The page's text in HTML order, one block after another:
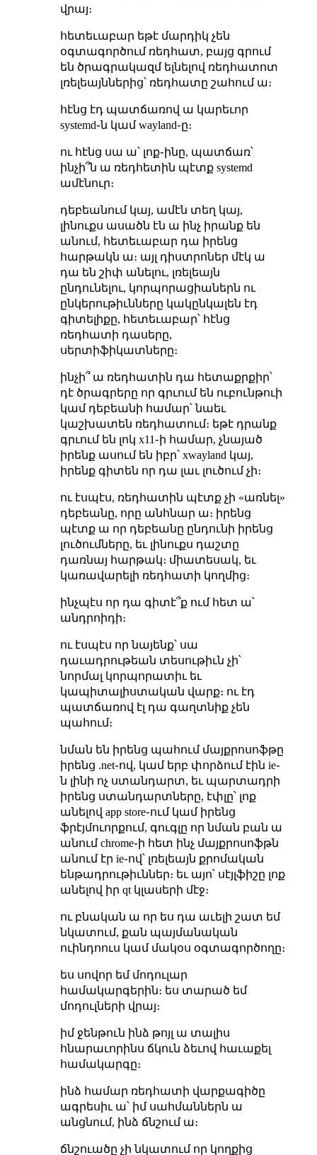
վրայ։
հետեւաբար եթէ մարդիկ չեն
օգտագործում ռեդհատ, բայց գրում
են ծրագրակազմ ելնելով ռեդհատոտ
լռելեայններից՝ ռեդհատը շահում ա։
հէնց էդ պատճառով ա կարեւոր
systemd֊ն կամ wayland֊ը։
ու հէնց սա ա՝ լոք֊ինը, պատճառ՝
ինչի՞ն ա ռեդհետին պէտք systemd
ամէնուր։
դեբեանում կայ, ամէն տեղ կայ,
լինուքս ասածն էն ա ինչ իրանք են
անում, հետեւաբար դա իրենց
հարթակն ա։ այլ դիստրոներ մէկ ա
դա են շիփ անելու, լռելեայն
ընդունելու, կորպորացիաներն ու
ընկերութիւնները կակընկալեն էդ
գիտելիքը, հետեւաբար՝ հէնց
ռեդհատի դասերը,
սերտիֆիկատները։
ինչի՞ ա ռեդհատին դա հետաքրքիր՝
դէ ծրագրերը որ գրւում են ուբունթուի
կամ դեբեանի համար՝ նաեւ
կաշխատեն ռեդհատում։ եթէ դրանք
գրւում են լոկ x11֊ի համար, չնայած
իրենք ասում են իբր՝ xwayland կայ,
իրենք գիտեն որ դա լաւ լուծում չի։
ու էսպէս, ռեդհատին պէտք չի «առնել»
դեբեանը, որը անհնար ա։ իրենց
պէտք ա որ դեբեանը ընդունի իրենց
լուծումները, եւ լինուքս դաշտը
դառնայ հարթակ։ միատեսակ, եւ
կառավարելի ռեդհատի կողմից։
ինչպէս որ դա գիտէ՞ք ում հետ ա՝
անդրոիդի։
ու էսպէս որ նայենք՝ սա
դաւադրութեան տեսութիւն չի՝
նորմալ կորպորատիւ եւ
կապիտալիստական վարք։ ու էդ
պատճառով էլ դա գաղտնիք չեն
պահում։
նման են իրենց պահում մայքրոսոֆթը
իրենց .net֊ով, կամ երբ փորձում էին ie֊
ն լինի ոչ ստանդարտ, եւ պարտադրի
իրենց ստանդարտները, էփլը՝ լոք
անելով app store֊ում կամ իրենց
ֆրէյմուորքում, գուգլը որ նման բան ա
անում chrome֊ի հետ ինչ մայքրոսոֆթն
անում էր ie֊ով՝ լռելեայն քրոմական
ենթադրութիւններ։ եւ այո՝ սէյլֆիշը լոք
անելով իր qt կլասերի մէջ։
ու բնական ա որ ես դա աւելի շատ եմ
նկատում, քան պայմանական
ուինդոուս կամ մակօս օգտագործողը։
ես սովոր եմ մոդուլար
համակարգերին։ ես տարած եմ
մոդուլների վրայ։
իմ ջենթուն ինձ թոյլ ա տալիս
հնարաւորինս ճկուն ձեւով հաւաքել
համակարգը։
ինձ համար ռեդհատի վարքագիծը
ագրեսիւ ա՝ իմ սահմաններն ա
անցնում, ինձ ճնշում ա։
ճնշուածը չի նկատում որ կողքից